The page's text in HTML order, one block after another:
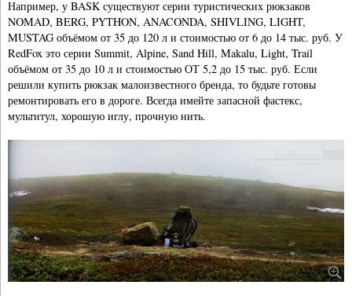
Например, у BASK существуют серии туристических рюкзаков
NOMAD, BERG, PYTHON, ANACONDA, SHIVLING, LIGHT,
MUSTAG объёмом от 35 до 120 л и стоимостью от 6 до 14 тыс. руб. У
RedFox это серии Summit, Alpine, Sand Hill, Makalu, Light, Trail
объёмом от 35 до 10 л и стоимостью ОТ 5,2 до 15 тыс. руб. Если
решили купить рюкзак малоизвестного бренда, то будьте готовы
ремонтировать его в дороге. Всегда имейте запасной фастекс,
мультитул, хорошую иглу, прочную нить.